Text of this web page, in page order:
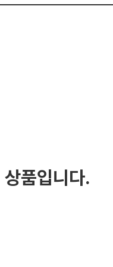
상품입니다.